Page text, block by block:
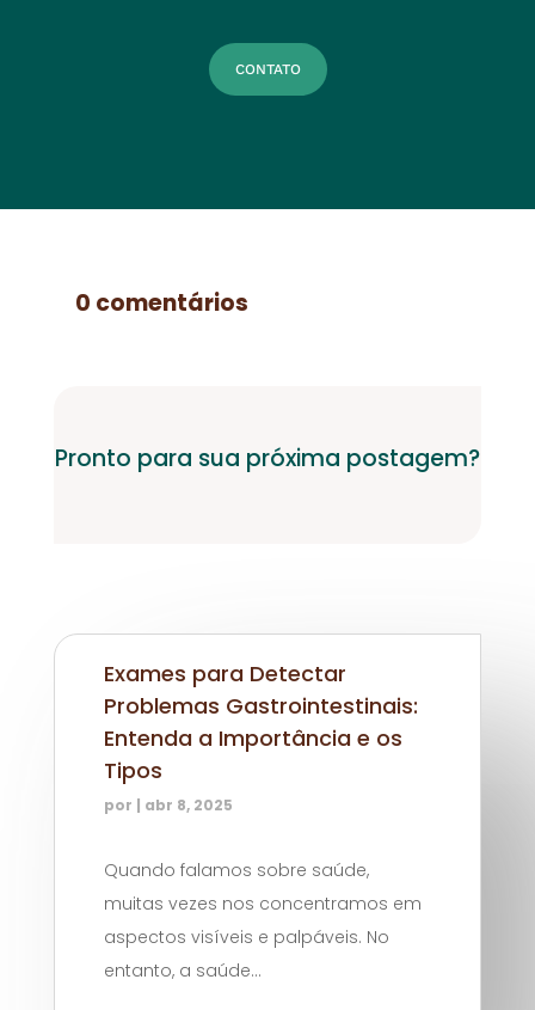
CONTATO
0 comentários
Pronto para sua próxima postagem?
Exames para Detectar
Problemas Gastrointestinais:
Entenda a Importância e os
Tipos
por | abr 8, 2025
Quando falamos sobre saúde,
muitas vezes nos concentramos em
aspectos visíveis e palpáveis. No
entanto, a saúde...